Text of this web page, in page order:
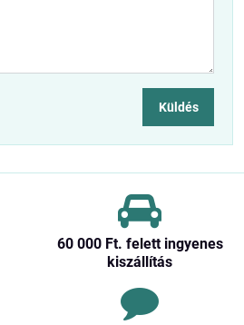
Küldés
60 000 Ft​. felett ingyenes
kiszállítás